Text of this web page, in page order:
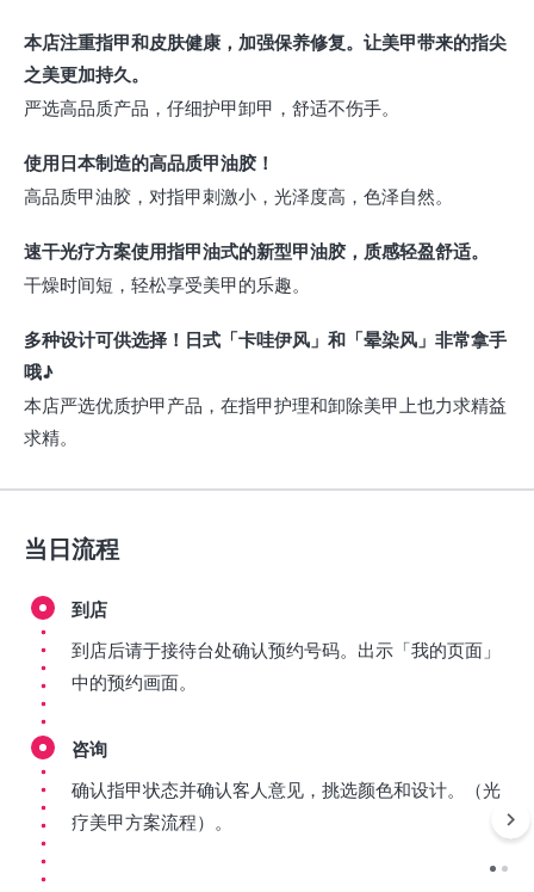
本店注重指甲和皮肤健康，加强保养修复。让美甲带来的指尖
之美更加持久。
严选高品质产品，仔细护甲卸甲，舒适不伤手。
使用日本制造的高品质甲油胶！
高品质甲油胶，对指甲刺激小，光泽度高，色泽自然。
速干光疗方案使用指甲油式的新型甲油胶，质感轻盈舒适。
干燥时间短，轻松享受美甲的乐趣。
多种设计可供选择！日式「卡哇伊风」和「晕染风」非常拿手
哦♪
本店严选优质护甲产品，在指甲护理和卸除美甲上也力求精益
求精。
当日流程
到店
到店后请于接待台处确认预约号码。出示「我的页面」
中的预约画面。
咨询
确认指甲状态并确认客人意见，挑选颜色和设计。（光
疗美甲方案流程）。